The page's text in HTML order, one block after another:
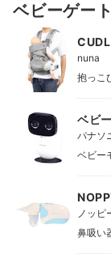
ベビーゲー
nuna
抱っこ
ベビ
パナソ
ベビー
ノッピ
鼻吸い